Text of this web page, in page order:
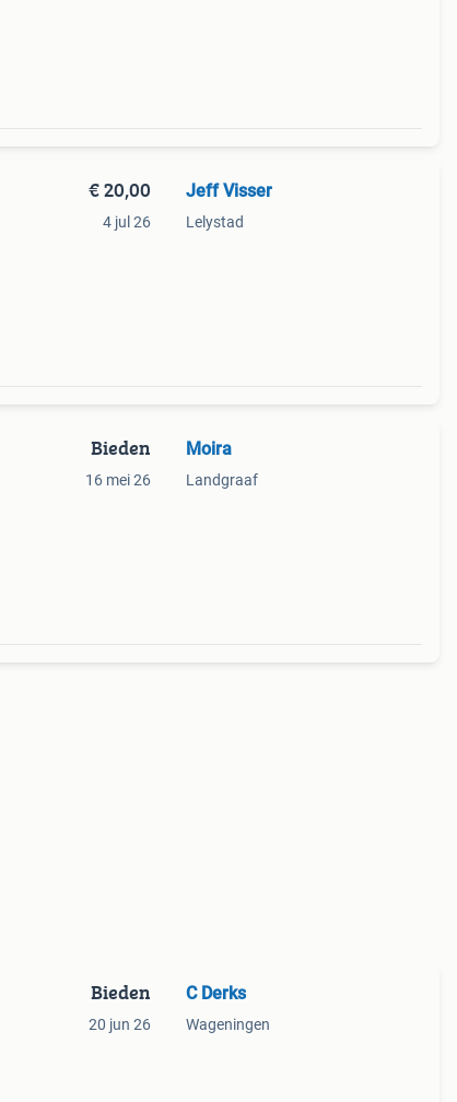
€ 20,00
4 jul 26
Jeff Visser
Lelystad
Bieden
16 mei 26
Moira
Landgraaf
Bieden
20 jun 26
C Derks
Wageningen